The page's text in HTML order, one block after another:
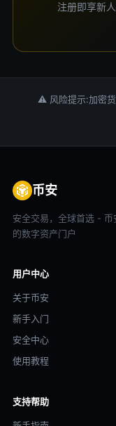
注册即享新
⚠ 风险提示:加密
币安
安全交易，全球首选 - 币
的数字资产门户
用户中心
关于币安
新手入门
安全中心
使用教程
支持帮助